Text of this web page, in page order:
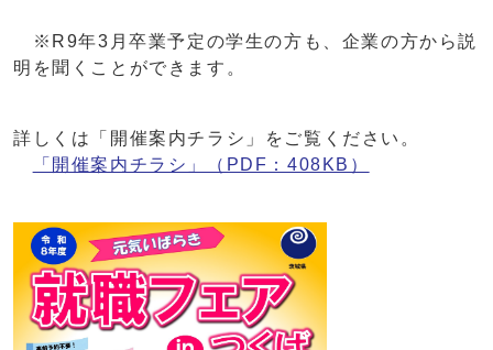
※R9年3月卒業予定の学生の方も、企業の方から説
明を聞くことができます。
詳しくは「開催案内チラシ」をご覧ください。
「開催案内チラシ」（PDF：408KB）